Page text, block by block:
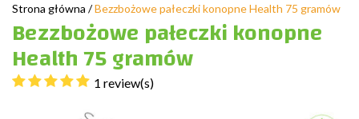
Strona główna /Bezzbożowe pałeczki konopne Health 75 gramów
Bezzbożowe pałeczki konopne
Health 75 gramów
1 review(s)